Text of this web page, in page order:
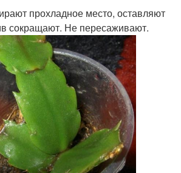
прохладное место, оставляют
сокращают. Не пересаживают.